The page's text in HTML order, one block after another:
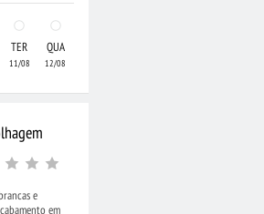
TER
11/08
QUA
12/08
e
em